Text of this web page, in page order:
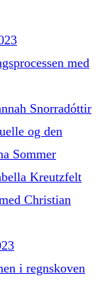
med
Snorradóttir
og den
Sommer
Kreutzfelt
Christian
i regnskoven